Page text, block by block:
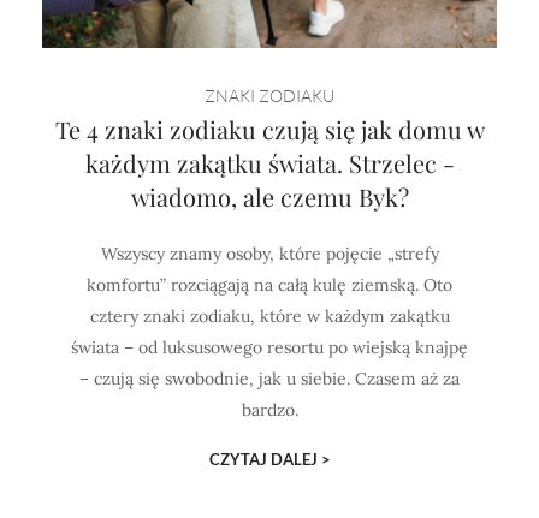
ZNAKI ZODIAKU
Te 4 znaki zodiaku czują się jak domu w
każdym zakątku świata. Strzelec -
wiadomo, ale czemu Byk?
Wszyscy znamy osoby, które pojęcie „strefy
komfortu” rozciągają na całą kulę ziemską. Oto
cztery znaki zodiaku, które w każdym zakątku
świata – od luksusowego resortu po wiejską knajpę
– czują się swobodnie, jak u siebie. Czasem aż za
bardzo.
CZYTAJ DALEJ >